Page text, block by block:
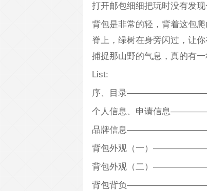
打开邮包细细把玩时没有发
背包是非常的轻，背着这包
脊上，绿树在身旁闪过，让
捕捉那山野的气息，真的有
List:
序、目录
个人信息、申请信息
品牌信息
背包外观（一）
背包外观（二）
背包背负